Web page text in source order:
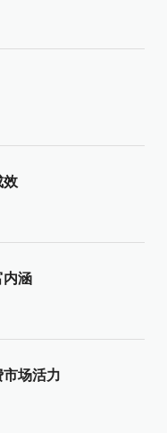
效
内涵
场活力